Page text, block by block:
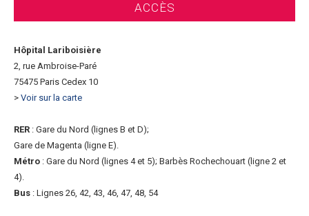
ACCÈS
Hôpital Lariboisière
2, rue Ambroise-Paré
75475 Paris Cedex 10
> Voir sur la carte
RER : Gare du Nord (lignes B et D);
Gare de Magenta (ligne E).
Métro : Gare du Nord (lignes 4 et 5); Barbès Rochechouart (ligne 2 et
4).
Bus : Lignes 26, 42, 43, 46, 47, 48, 54